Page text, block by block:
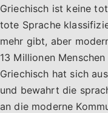
Griechisch ist keine
tote Sprache
mehr gibt, aber
13 Millionen
Griechisch hat sich
und bewahrt die
an die moderne